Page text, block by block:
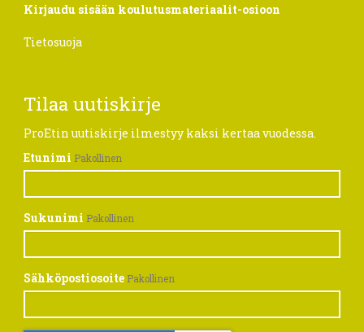
Kirjaudu sisään koulutusmateriaalit-osioon
Tietosuoja
Tilaa uutiskirje
ProEtin uutiskirje ilmestyy kaksi kertaa vuodessa.
Etunimi Pakollinen
Sukunimi Pakollinen
Sähköpostiosoite Pakollinen